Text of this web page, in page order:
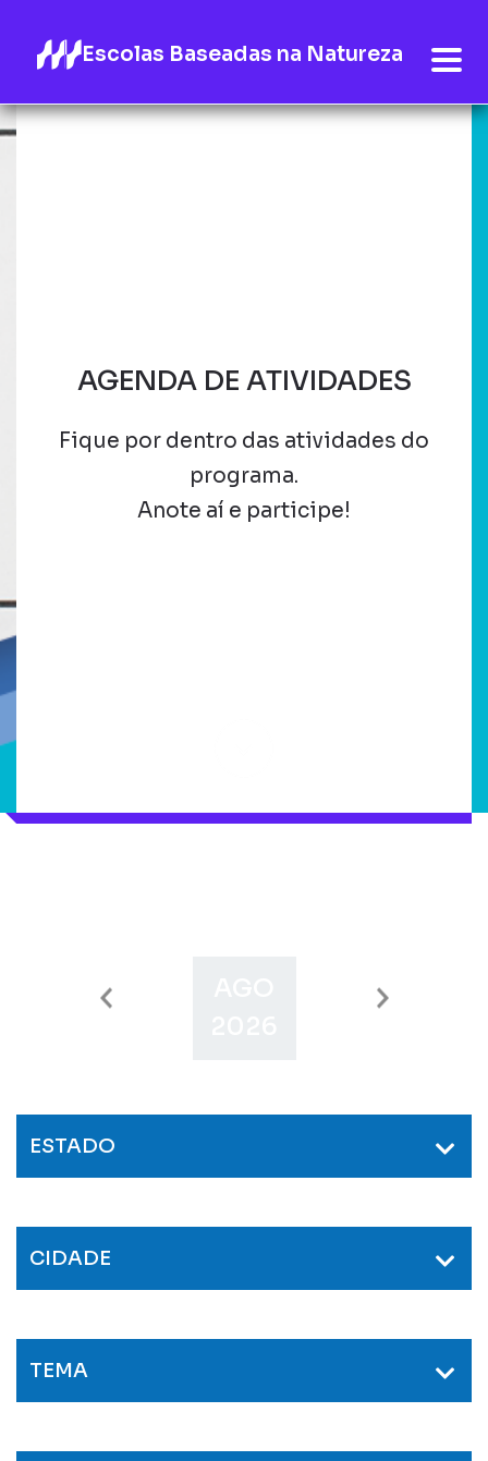
Escolas Baseadas na Natureza
AGENDA DE ATIVIDADES
Fique por dentro das atividades do
programa.
Anote aí e participe!
SET
ESTADO
CIDADE
TEMA